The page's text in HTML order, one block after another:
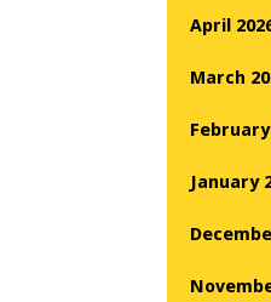
April
March
February
January